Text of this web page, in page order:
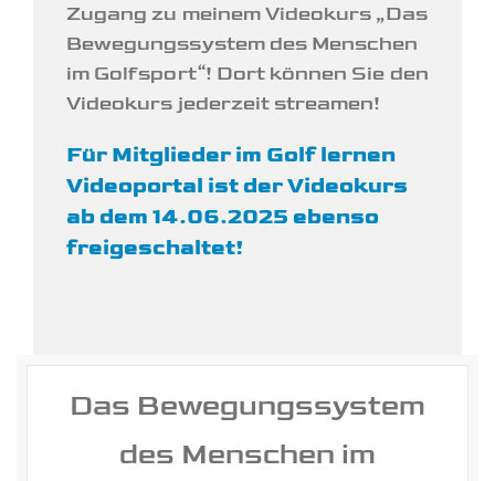
Zugang zu meinem Videokurs „Das
Bewegungssystem des Menschen
im Golfsport“! Dort können Sie den
Videokurs jederzeit streamen!
Für Mitglieder im Golf lernen
Videoportal ist der Videokurs
ab dem 14.06.2025 ebenso
freigeschaltet!
Das Bewegungssystem
des Menschen im